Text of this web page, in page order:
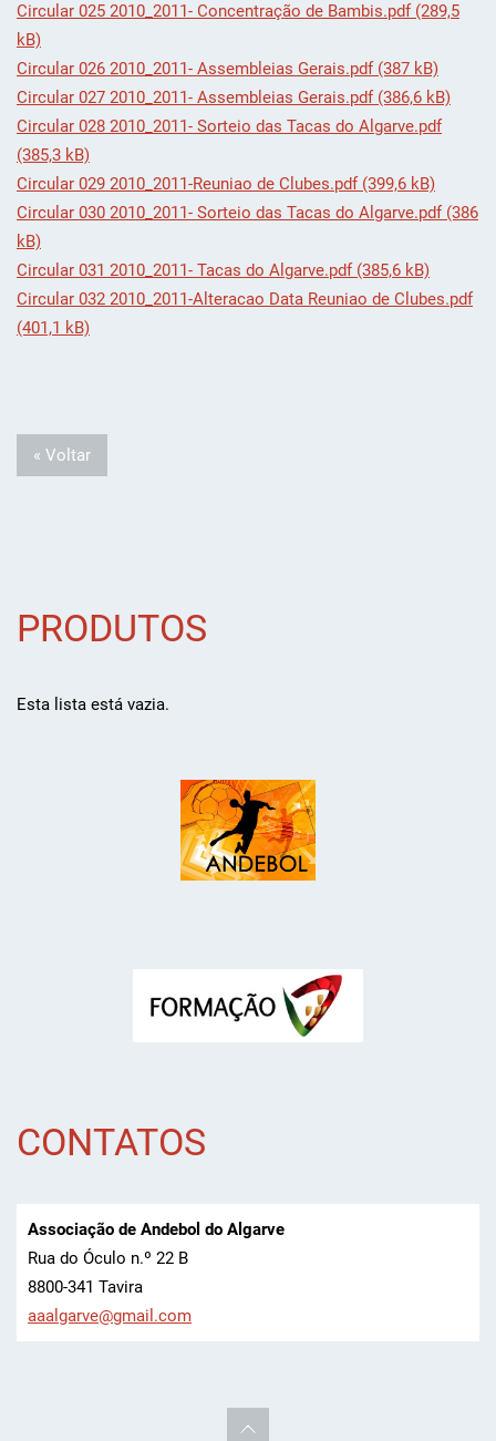
Circular 025 2010_2011- Concentração de Bambis.pdf (289,5
kB)
Circular 026 2010_2011- Assembleias Gerais.pdf (387 kB)
Circular 027 2010_2011- Assembleias Gerais.pdf (386,6 kB)
Circular 028 2010_2011- Sorteio das Tacas do Algarve.pdf
(385,3 kB)
Circular 029 2010_2011-Reuniao de Clubes.pdf (399,6 kB)
Circular 030 2010_2011- Sorteio das Tacas do Algarve.pdf (386
kB)
Circular 031 2010_2011- Tacas do Algarve.pdf (385,6 kB)
Circular 032 2010_2011-Alteracao Data Reuniao de Clubes.pdf
(401,1 kB)
« Voltar
PRODUTOS
Esta lista está vazia.
CONTATOS
Associação de Andebol do Algarve
Rua do Óculo n.º 22 B
8800-341 Tavira
aaalgarve@gmail.com